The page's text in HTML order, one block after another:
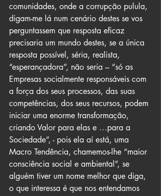
comunidades, onde a corrupção pulula,
digam-me lá num cenário destes se vos
perguntassem que resposta eficaz
precisaria um mundo destes, se a única
resposta possível, séria, realista,
“esperançadora”, não seria – “só as
Empresas socialmente responsáveis com
a força dos seus processos, das suas
competências, dos seus recursos, podem
iniciar uma enorme transformação,
criando Valor para elas e …para a
Sociedade”, - pois ela aí está, uma
Macro Tendência, chamemos-lhe “maior
consciência social e ambiental”, se
alguém tiver um nome melhor que diga,
o que interessa é que nos entendamos